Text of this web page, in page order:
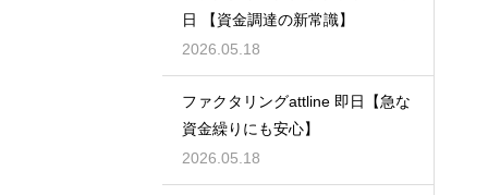
日 【資金調達の新常識】
2026.05.18
ファクタリングattline 即日【急な
資金繰りにも安心】
2026.05.18